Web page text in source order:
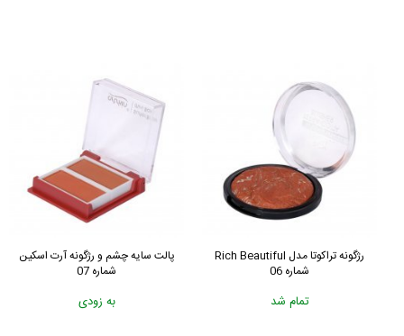
رژگونه تراکوتا مدل Rich Beautiful
شماره 06
تمام شد
پالت سایه چشم و رژگونه آرت اسکین
شماره 07
به زودی